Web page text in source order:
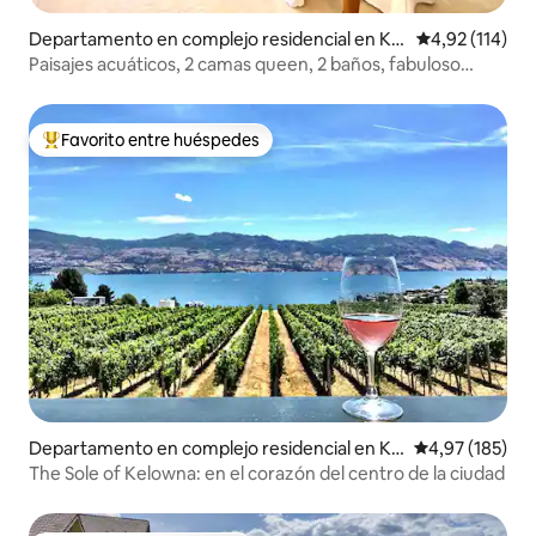
Departamento en complejo residencial en Kel
owna
Calificación
4,92 (114)
Paisajes acuáticos, 2 camas queen, 2 baños, fabuloso
Favorito entre los huéspedes más destacados
Favorito entre huéspedes
Departamento en complejo residencial en Ke
lowna
Calificación
4,97 (185)
The Sole of Kelowna: en el corazón del centro de la ciudad